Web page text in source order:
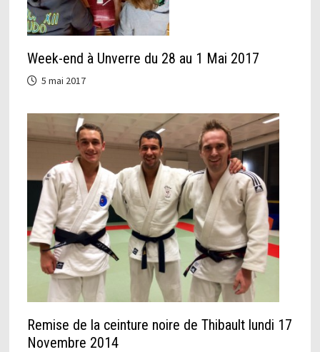
Week-end à Unverre du 28 au 1 Mai 2017
5 mai 2017
Remise de la ceinture noire de Thibault lundi 17
Novembre 2014